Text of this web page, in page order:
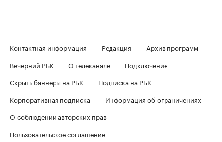
Контактная информация Редакция
Архив программ
Вечерний РБК
О телеканале
Подключение
Скрыть баннеры на РБК
Подписка на РБК
Корпоративная подписка
Информация об ограничениях
О соблюдении авторских прав
Пользовательское соглашение